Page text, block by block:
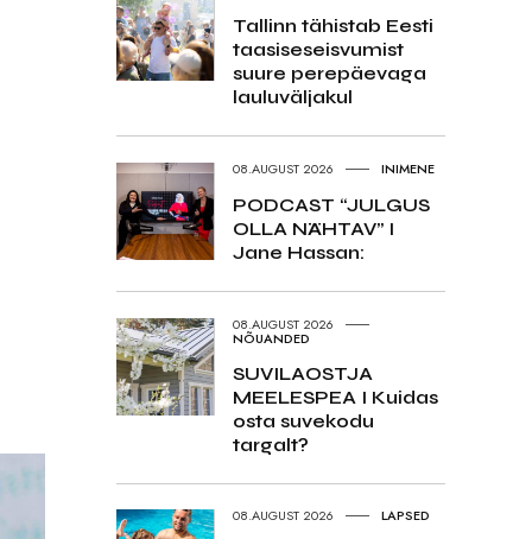
Tallinn tähistab Eesti
taasiseseisvumist
suure perepäevaga
lauluväljakul
08.AUGUST 2026 INIMENE
PODCAST “JULGUS
OLLA NÄHTAV” I
Jane Hassan:
08.AUGUST 2026
NÕUANDED
SUVILAOSTJA
MEELESPEA I Kuidas
osta suvekodu
targalt?
08.AUGUST 2026 LAPSED